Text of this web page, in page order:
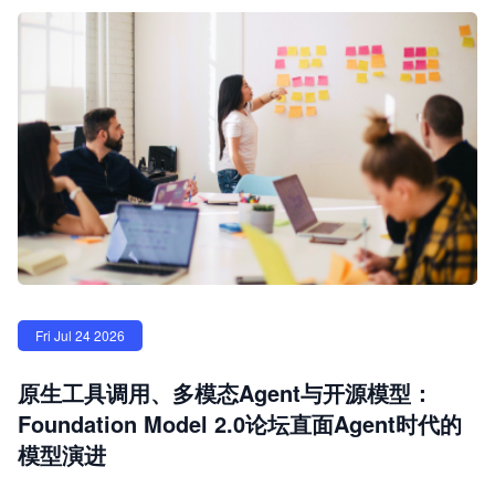
Fri Jul 24 2026
原生工具调用、多模态Agent与开源模型：
Foundation Model 2.0论坛直面Agent时代的
模型演进